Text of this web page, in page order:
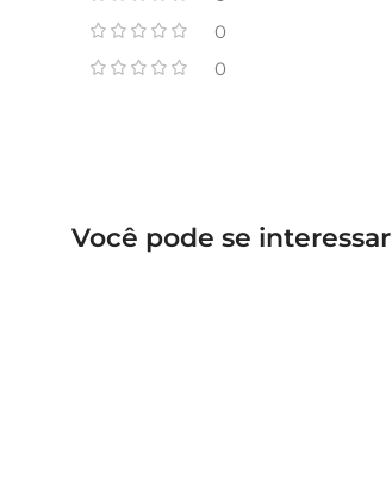
0
0
Você pode se interessar